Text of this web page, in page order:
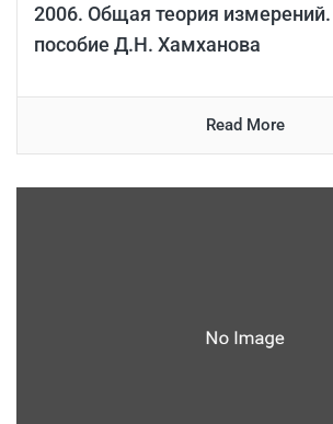
2006. Общая теория
пособие Д.Н. Хамханова
Read More